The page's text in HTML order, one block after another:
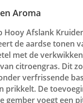
Aroma
Hooy Afslank
de aardse tonen
met de
citroengras. Dit
verfrissende
prikkelt. De
gember voegt een